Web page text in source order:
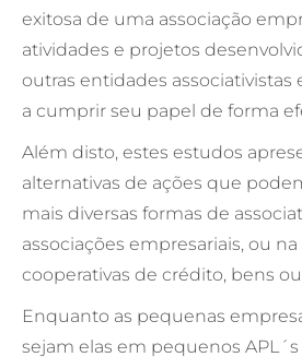
exitosa de uma associação
atividades e projetos
outras entidades associativistas
a cumprir seu papel de forma
Além disto, estes estudos
alternativas de ações que
mais diversas formas de
associações empresariais, ou
cooperativas de crédito, bens
Enquanto as pequenas
sejam elas em pequenos APL´s